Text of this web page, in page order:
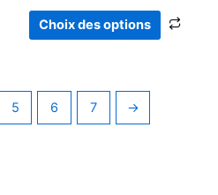
Choix des options
5 6 7 →